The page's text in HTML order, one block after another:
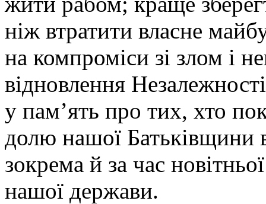
ніж втратити власне
на компроміси зі злом і
відновлення
у пам’ять про тих, хто
долю нашої Батьківщини
зокрема й за час
нашої держави.